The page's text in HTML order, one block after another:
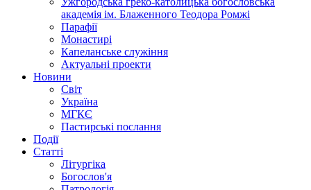
академія ім. Блаженного Теодора Ромжі
Парафії
Монастирі
Капеланське служіння
Актуальні проекти
Новини
Світ
Україна
МГКЄ
Пастирські послання
Події
Статті
Літургіка
Богослов'я